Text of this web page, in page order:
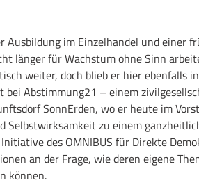
Ausbildung im Einzelhandel und einer
länger für Wachstum ohne Sinn
weiter, doch blieb er hier ebenfalls
bei Abstimmung21 – einem
SonnErden, wo er heute im
zu einem
des OMNIBUS für Direkte
an der Frage, wie deren eigene
können.